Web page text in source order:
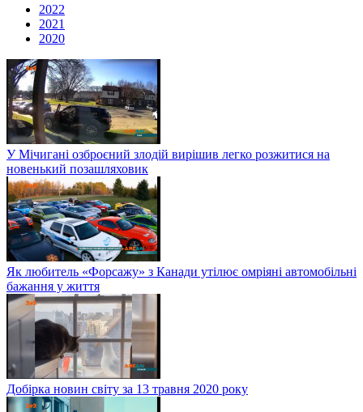
2022
2021
2020
У Мічигані озброєний злодій вирішив легко розжитися на
новенький позашляховик
Як любитель «Форсажу» з Канади утілює омріяні автомобільні
бажання у життя
Добірка новин світу за 13 травня 2020 року